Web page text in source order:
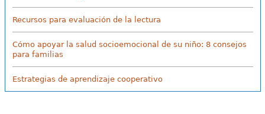
Recursos para evaluación de la lectura
Cómo apoyar la salud socioemocional de su niño: 8 consejos
para familias
Estrategias de aprendizaje cooperativo